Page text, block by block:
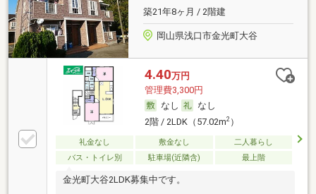
築21年8ヶ月 / 2階建
岡山県浅口市金光町大谷
4.40万円
管理費3,300円
なし
なし
2階 / 2LDK（57.02m2）
礼金なし 敷金なし
二人暮らし
バス・トイレ別
駐車場(近隣含) 最上階
金光町大谷2LDK募集中です。